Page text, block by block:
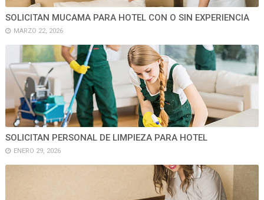
SOLICITAN MUCAMA PARA HOTEL CON O SIN EXPERIENCIA
MARZO 22, 2026
SOLICITAN PERSONAL DE LIMPIEZA PARA HOTEL
ENERO 29, 2026